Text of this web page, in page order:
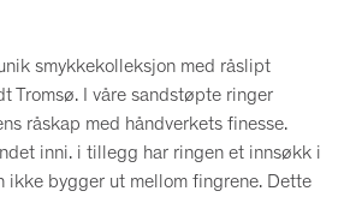
smykkekolleksjon med råslipt
Tromsø. I våre sandstøpte ringer
råskap med håndverkets finesse.
inni. i tillegg har ringen et innsøkk i
ikke bygger ut mellom fingrene. Dette